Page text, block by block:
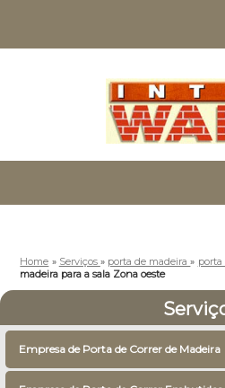
Home » Serviços » porta de madeira»
madeira para a sala Zona oeste
Empresa de Porta de Correr de Madeira